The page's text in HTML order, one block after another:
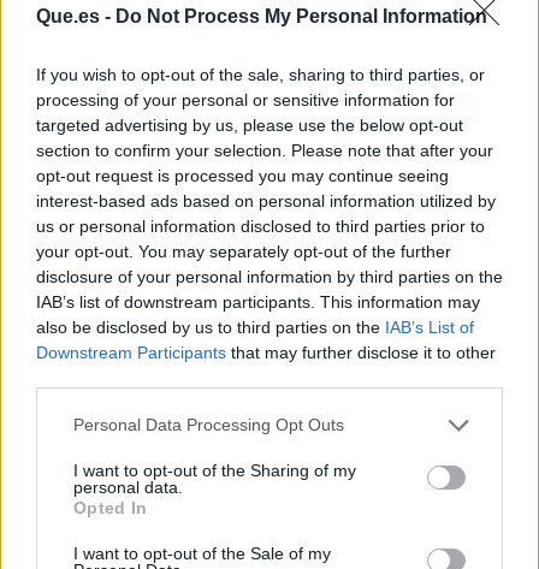
Que.es - Do Not Process My Personal Information
If you wish to opt-out of the sale, sharing to third parties, or
processing of your personal or sensitive information for
targeted advertising by us, please use the below opt-out
section to confirm your selection. Please note that after your
opt-out request is processed you may continue seeing
interest-based ads based on personal information utilized by
us or personal information disclosed to third parties prior to
your opt-out. You may separately opt-out of the further
disclosure of your personal information by third parties on the
IAB’s list of downstream participants. This information may
also be disclosed by us to third parties on the IAB’s List of
Downstream Participants that may further disclose it to other
Personal Data Processing Opt Outs
I want to opt-out of the Sharing of my
personal data.
Opted In
I want to opt-out of the Sale of my
Atrás Siguiente
ARTÍCULO ANTERIOR
LA NUEVA OBSESIÓN
ESTÉTICA DE LOS
FAMOSOS ES LA
MARCACIÓN
MANDIBULAR
ARTÍCULO SIGUIENTE
ASÍ DEBES CUIDAR DE
TUS TATUAJES
CUANDO HACE CALOR